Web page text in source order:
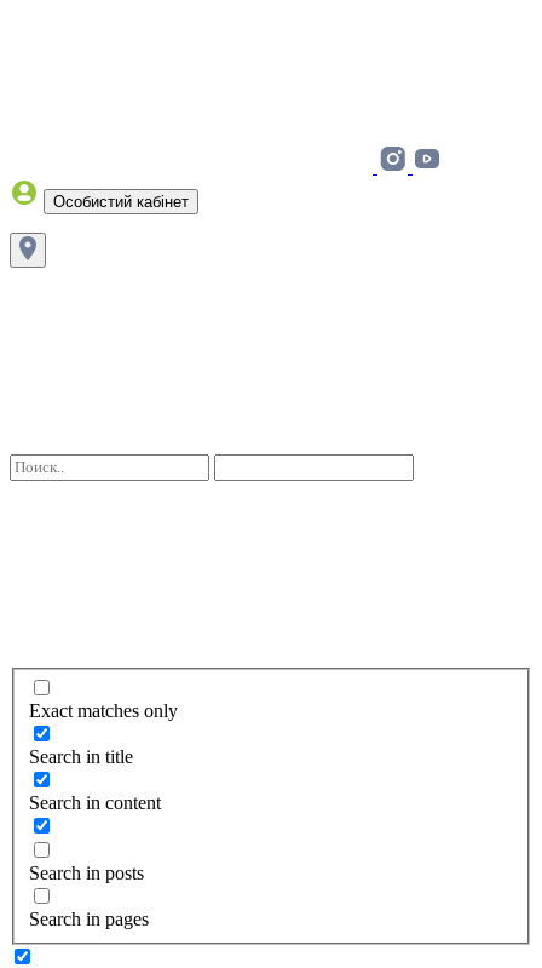
Особистий кабінет
Exact matches only
Search in title
Search in content
Search in posts
Search in pages